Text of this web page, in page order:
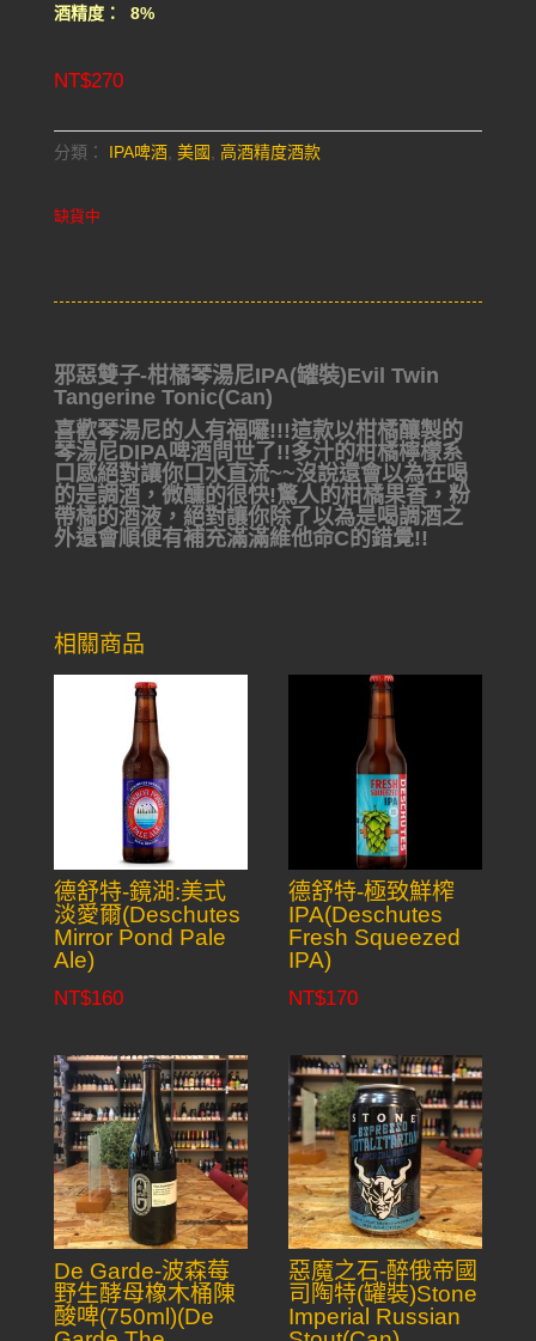
酒精度： 8%
NT$270
分類： IPA啤酒, 美國, 高酒精度酒款
缺貨中
邪惡雙子-柑橘琴湯尼IPA(罐裝)Evil Twin
Tangerine Tonic(Can)
喜歡琴湯尼的人有福囉!!!這款以柑橘釀製的
琴湯尼DIPA啤酒問世了!!多汁的柑橘檸檬系
口感絕對讓你口水直流~~沒說還會以為在喝
的是調酒，微醺的很快!驚人的柑橘果香，粉
帶橘的酒液，絕對讓你除了以為是喝調酒之
外還會順便有補充滿滿維他命C的錯覺!!
相關商品
德舒特-鏡湖:美式
淡愛爾(Deschutes
Mirror Pond Pale
Ale)
NT$160
德舒特-極致鮮榨
IPA(Deschutes
Fresh Squeezed
IPA)
NT$170
De Garde-波森莓
野生酵母橡木桶陳
酸啤(750ml)(De
惡魔之石-醉俄帝國
司陶特(罐裝)Stone
Imperial Russian